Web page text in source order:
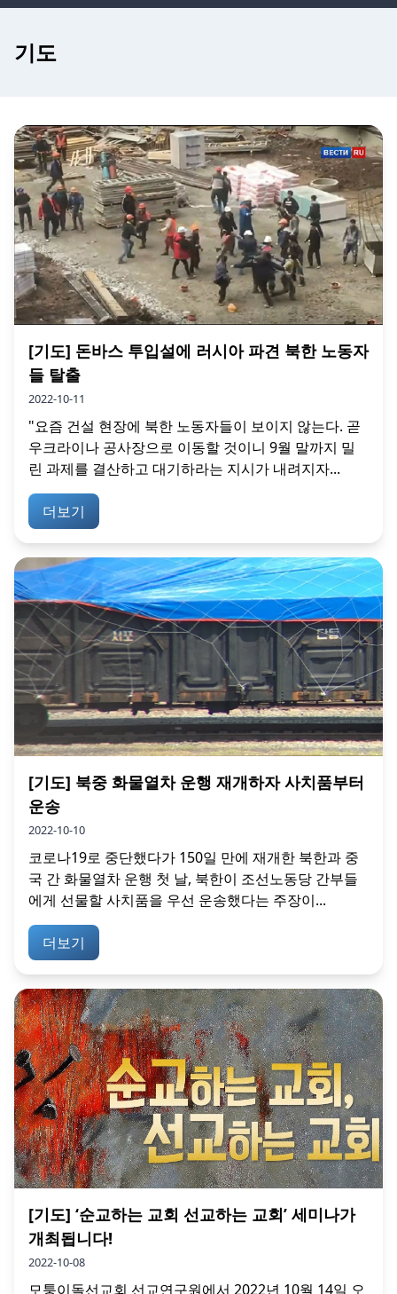
기도
[기도] 돈바스 투입설에 러시아 파견 북한 노동자
들 탈출
2022-10-11
"요즘 건설 현장에 북한 노동자들이 보이지 않는다. 곧
우크라이나 공사장으로 이동할 것이니 9월 말까지 밀
린 과제를 결산하고 대기하라는 지시가 내려지자...
더보기
[기도] 북중 화물열차 운행 재개하자 사치품부터
운송
2022-10-10
코로나19로 중단했다가 150일 만에 재개한 북한과 중
국 간 화물열차 운행 첫 날, 북한이 조선노동당 간부들
에게 선물할 사치품을 우선 운송했다는 주장이...
더보기
[기도] ‘순교하는 교회 선교하는 교회’ 세미나가
개최됩니다!
2022-10-08
모퉁이돌선교회 선교연구원에서 2022년 10월 14일 오